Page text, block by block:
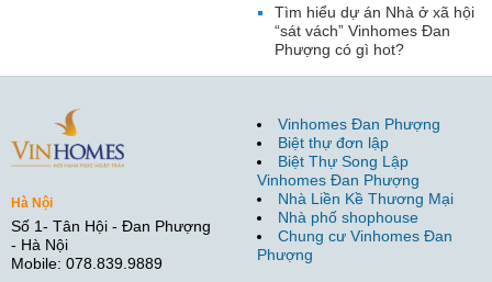
Tìm hiểu dự án Nhà ở xã hội
“sát vách” Vinhomes Đan
Phượng có gì hot?
Hà Nội
Số 1- Tân Hội - Đan Phượng
- Hà Nội
Mobile: 078.839.9889
Vinhomes Đan Phượng
Biệt thự đơn lập
Biệt Thự Song Lập
Vinhomes Đan Phượng
Nhà Liền Kề Thương Mại
Nhà phố shophouse
Chung cư Vinhomes Đan
Phượng